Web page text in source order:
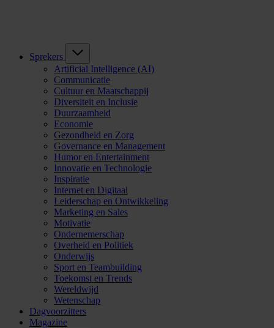
Sprekers
Artificial Intelligence (AI)
Communicatie
Cultuur en Maatschappij
Diversiteit en Inclusie
Duurzaamheid
Economie
Gezondheid en Zorg
Governance en Management
Humor en Entertainment
Innovatie en Technologie
Inspiratie
Internet en Digitaal
Leiderschap en Ontwikkeling
Marketing en Sales
Motivatie
Ondernemerschap
Overheid en Politiek
Onderwijs
Sport en Teambuilding
Toekomst en Trends
Wereldwijd
Wetenschap
Dagvoorzitters
Magazine